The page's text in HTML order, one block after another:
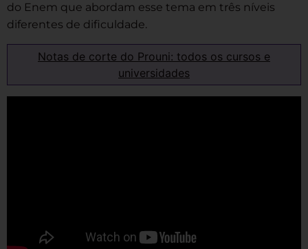
do Enem que abordam esse tema em três níveis
diferentes de dificuldade.
Notas de corte do Prouni: todos os cursos e
universidades